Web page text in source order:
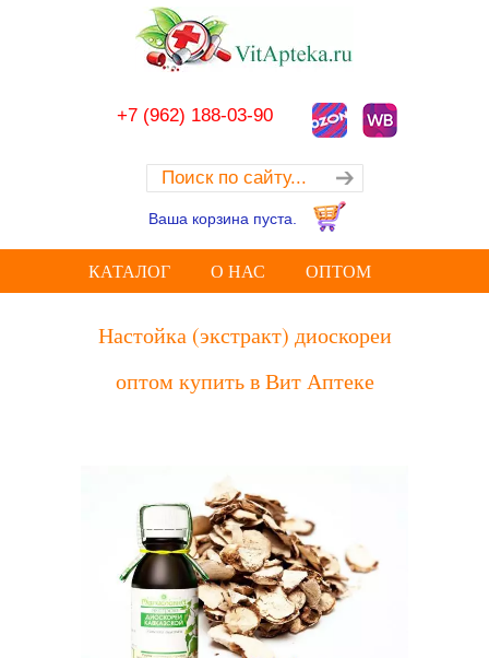
+7 (962) 188-03-90
Ваша корзина пуста.
КАТАЛОГ О НАС ОПТОМ
Настойка (экстракт) диоскореи
оптом купить в Вит Аптеке